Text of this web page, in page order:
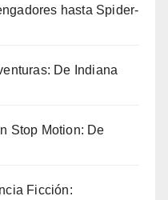
hasta Spider-
De Indiana
Stop Motion: De
Ficción: